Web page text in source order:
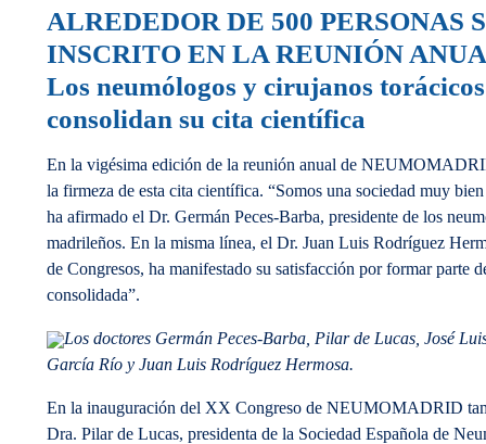
ALREDEDOR DE 500 PERSONAS
INSCRITO EN LA REUNIÓN
Los neumólogos y cirujanos
consolidan su cita científica
En la vigésima edición de la reunión anual de
la firmeza de esta cita científica. “Somos una sociedad muy
ha afirmado el Dr. Germán Peces-Barba, presidente de los
madrileños. En la misma línea, el Dr. Juan Luis Rodríguez
de Congresos, ha manifestado su satisfacción por formar parte
consolidada”.
Los doctores Germán Peces-Barba, Pilar de Lucas, José
García Río y Juan Luis Rodríguez Hermosa.
En la inauguración del XX Congreso de NEUMOMADRID
Dra. Pilar de Lucas, presidenta de la Sociedad Española de